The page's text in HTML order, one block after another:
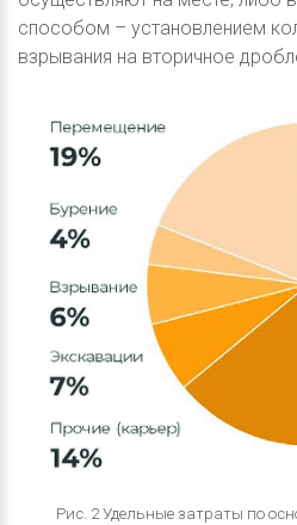
способом – установлением
взрывания на вторичное
Рис. 2 Удельные затраты по